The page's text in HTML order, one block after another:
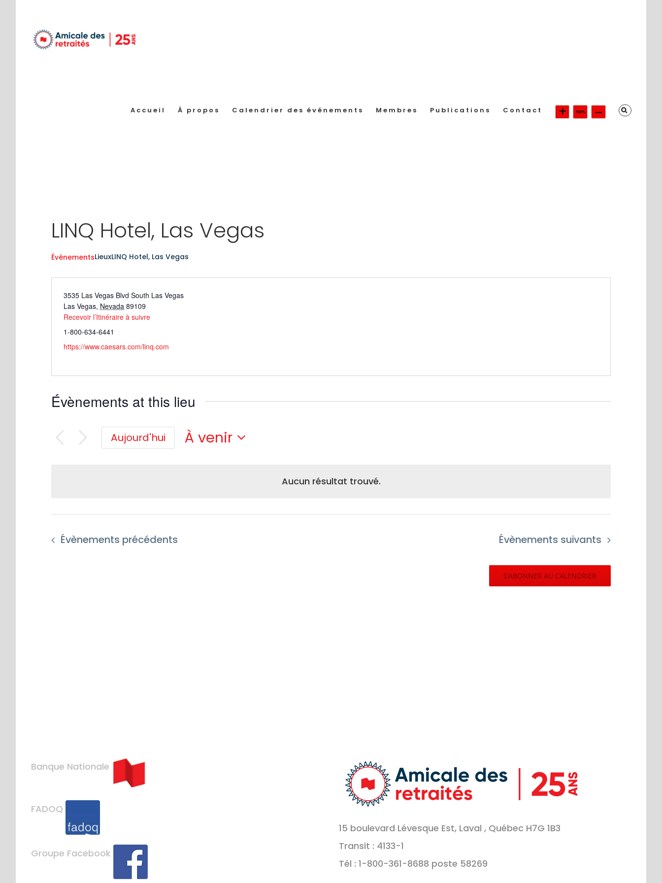
contenu
Accueil À propos Calendrier des événements Membres Publications Contact
Aucun résultat trouvé.
LINQ Hotel, Las Vegas
ÉvènementsLieuxLINQ Hotel, Las Vegas
3535 Las Vegas Blvd South Las Vegas
Las Vegas, Nevada 89109
Recevoir l’Itinéraire à suivre
1-800-634-6441
https://www.caesars.com/linq.com
Évènements at this lieu
Aujourd'hui
À venir
Évènements précédents Évènements suivants
S’ABONNER AU CALENDRIER
Banque Nationale
FADOQ
Groupe Facebook
15 boulevard Lévesque Est, Laval , Québec H7G 1B3
Transit : 4133-1
Tél : 1-800-361-8688 poste 58269